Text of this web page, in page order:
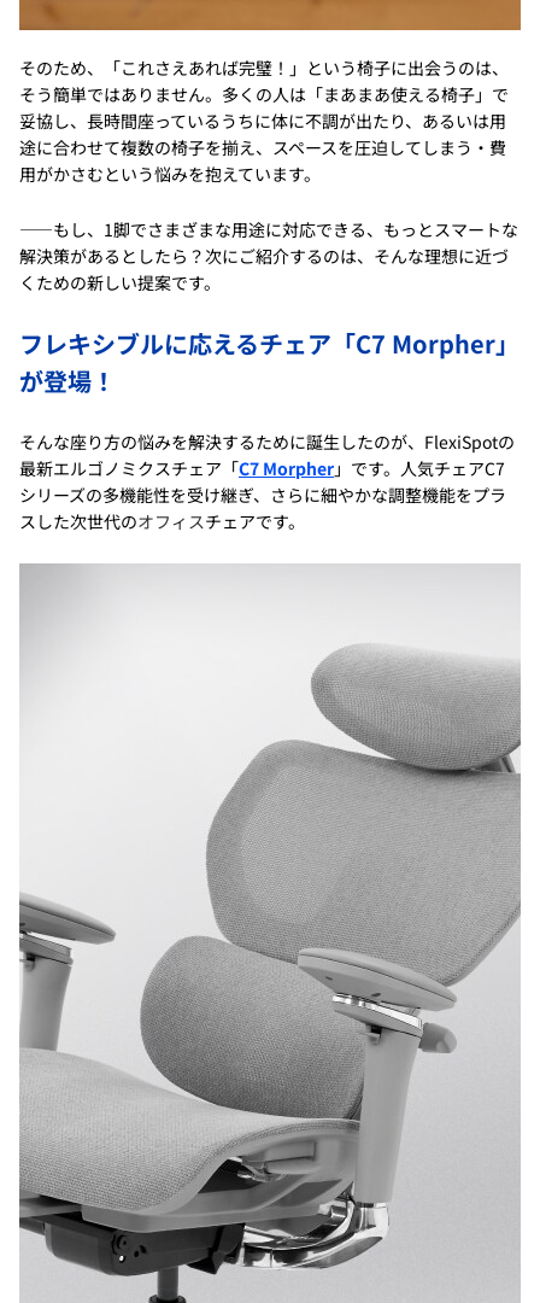
そのため、「これさえあれば完璧！」という椅子に出会うのは、
そう簡単ではありません。多くの人は「まあまあ使える椅子」で
妥協し、長時間座っているうちに体に不調が出たり、あるいは用
途に合わせて複数の椅子を揃え、スペースを圧迫してしまう・費
用がかさむという悩みを抱えています。
――もし、1脚でさまざまな用途に対応できる、もっとスマートな
解決策があるとしたら？次にご紹介するのは、そんな理想に近づ
くための新しい提案です。
フレキシブルに応えるチェア「C7 Morpher」
が登場！
そんな座り方の悩みを解決するために誕生したのが、FlexiSpotの
最新エルゴノミクスチェア「C7 Morpher」です。人気チェアC7
シリーズの多機能性を受け継ぎ、さらに細やかな調整機能をプラ
スした次世代のオフィスチェアです。